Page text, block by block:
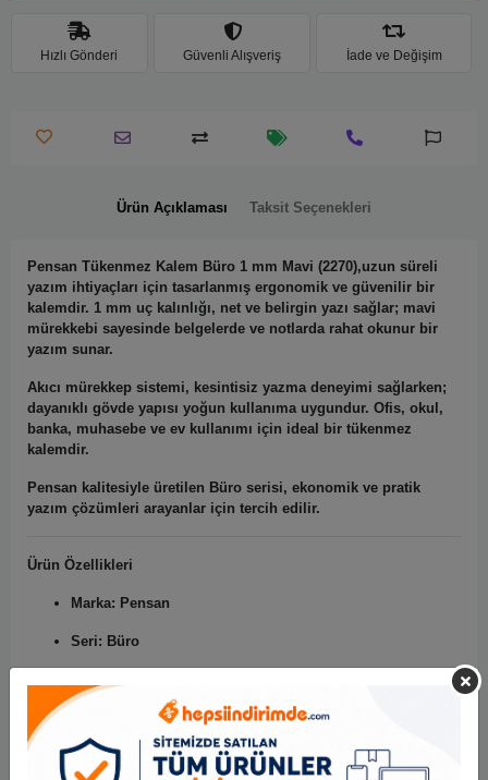
Hızlı Gönderi Güvenli Alışveriş İade ve Değişim
Ürün Açıklaması Taksit Seçenekleri
Pensan Tükenmez Kalem Büro 1 mm Mavi (2270),uzun süreli
yazım ihtiyaçları için tasarlanmış ergonomik ve güvenilir bir
kalemdir. 1 mm uç kalınlığı, net ve belirgin yazı sağlar; mavi
mürekkebi sayesinde belgelerde ve notlarda rahat okunur bir
yazım sunar.
Akıcı mürekkep sistemi, kesintisiz yazma deneyimi sağlarken;
dayanıklı gövde yapısı yoğun kullanıma uygundur. Ofis, okul,
banka, muhasebe ve ev kullanımı için ideal bir tükenmez
kalemdir.
Pensan kalitesiyle üretilen Büro serisi, ekonomik ve pratik
yazım çözümleri arayanlar için tercih edilir.
Ürün Özellikleri
Marka: Pensan
Seri: Büro
Tükenmez Kalem
Uç Kalınlığı:1 mm